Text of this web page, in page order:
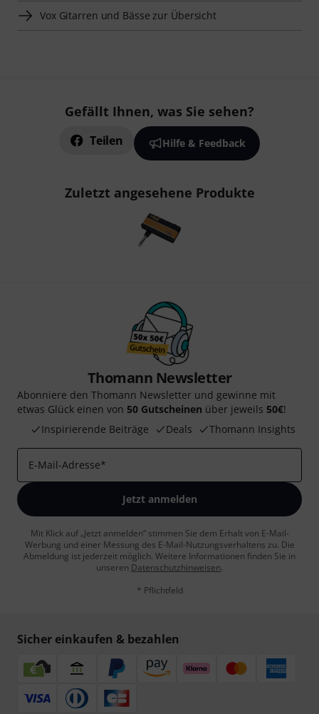
Vox Gitarren und Bässe zur Übersicht
Gefällt Ihnen, was Sie sehen?
Teilen Hilfe & Feedback
Zuletzt angesehene Produkte
Thomann Newsletter
Abonniere den Thomann Newsletter und gewinne mit
etwas Glück einen von 50 Gutscheinen über jeweils 50€!
Inspirierende Beiträge
Deals Thomann Insights
E-Mail-Adresse*
Jetzt anmelden
Mit Klick auf „Jetzt anmelden“ stimmen Sie dem Erhalt von E-Mail-
Werbung und einer Messung des E-Mail-Nutzungsverhaltens zu. Die
Abmeldung ist jederzeit möglich. Weitere Informationen finden Sie in
unseren Datenschutzhinweisen.
* Pflichtfeld
Sicher einkaufen & bezahlen